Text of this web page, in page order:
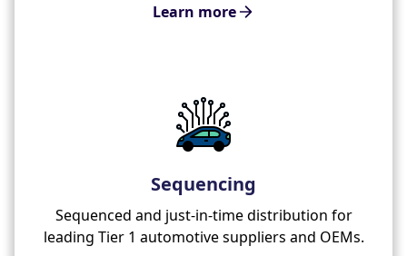
Learn more
Sequencing
Sequenced and just-in-time distribution for
leading Tier 1 automotive suppliers and OEMs.